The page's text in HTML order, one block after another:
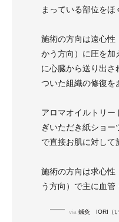
まっている部位をほ
施術の方向は遠心性
かう方向）に圧を加
に心臓から送り出さ
ついた組織の修復を
アロマオイルトリー
ぎいただき紙ショ
で直接お肌に対して
施術の方向は求心性
う方向）で主に血管
via 鍼灸 IORI（い